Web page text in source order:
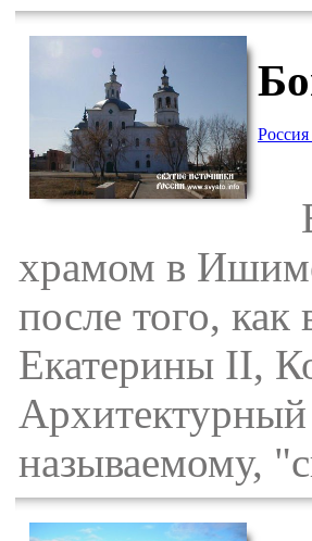
Россия
храмом в
после того, как
Екатерины II,
Архитектурный
называемому,